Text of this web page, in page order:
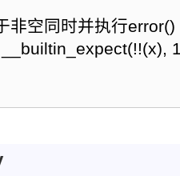
非空同时并执行error()